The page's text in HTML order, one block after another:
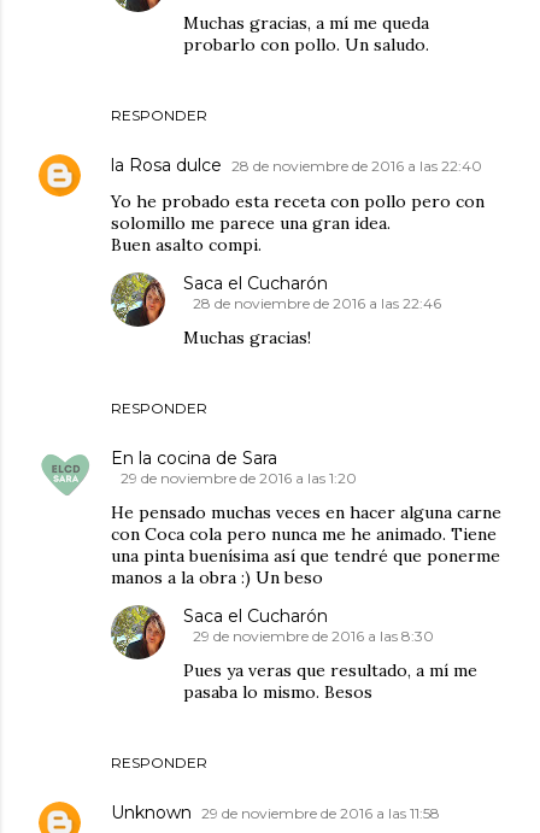
RESPONDER
Muchas gracias, a mí me queda
probarlo con pollo. Un saludo.
la Rosa dulce 28 de noviembre de 2016 a las 22:40
Yo he probado esta receta con pollo pero con
solomillo me parece una gran idea.
Buen asalto compi.
RESPONDER
Saca el Cucharón
28 de noviembre de 2016 a las 22:46
Muchas gracias!
En la cocina de Sara
29 de noviembre de 2016 a las 1:20
He pensado muchas veces en hacer alguna carne
con Coca cola pero nunca me he animado. Tiene
una pinta buenísima así que tendré que ponerme
manos a la obra :) Un beso
RESPONDER
Saca el Cucharón
29 de noviembre de 2016 a las 8:30
Pues ya veras que resultado, a mí me
pasaba lo mismo. Besos
Unknown 29 de noviembre de 2016 a las 11:58